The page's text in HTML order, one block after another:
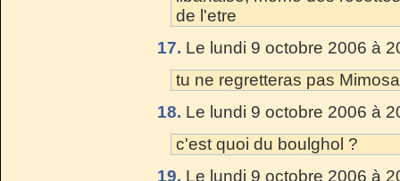
de l'etre
17. Le lundi 9 octobre 2006 à
tu ne regretteras pas
18. Le lundi 9 octobre 2006 à
c'est quoi du boulghol ?
19. Le lundi 9 octobre 2006 à